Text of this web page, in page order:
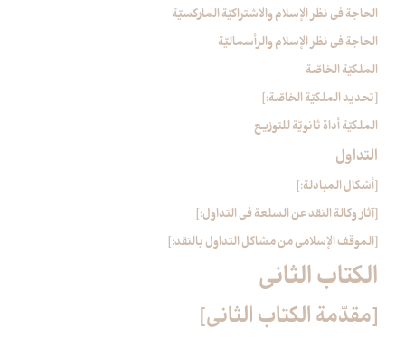
الحاجة في نظر الإسلام والاشتراكيّة الماركسيّة
الحاجة في نظر الإسلام والرأسماليّة
الملكيّة الخاصّة
[تحديد الملكيّة الخاصّة:]
الملكيّة أداة ثانويّة للتوزيع
التداول‏
[أشكال المبادلة:]
[آثار وكالة النقد عن السلعة في التداول:]
[الموقف الإسلامي من مشاكل التداول بالنقد:]
الكتاب الثاني
[مقدّمة الكتاب الثاني‏]